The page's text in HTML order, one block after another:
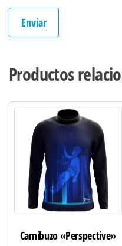
Productos
Camibuzo «Perspective»